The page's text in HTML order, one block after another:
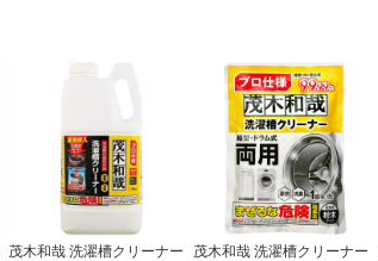
茂木和哉 洗濯槽クリーナー
茂木和哉 洗濯槽クリーナー